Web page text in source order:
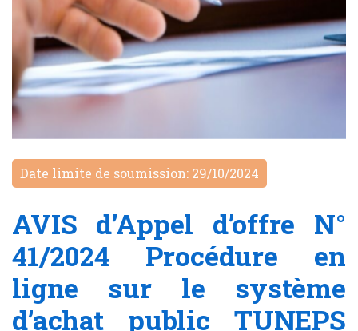
Date limite de soumission: 29/10/2024
AVIS d’Appel d’offre N°
41/2024 Procédure en
ligne sur le système
d’achat public TUNEPS